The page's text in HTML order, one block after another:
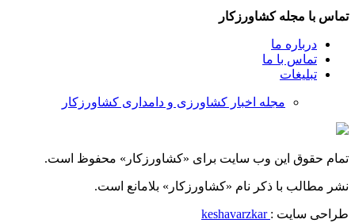
تماس با مجله کشاورزکار
درباره ما
تماس با ما
تبلیغات
مجله اخبار کشاورزی و دامداری کشاورزکار
تمام حقوق این وب سایت برای «کشاورزکار» محفوظ است.
نشر مطالب با ذکر نام «کشاورزکار» بلامانع است.
طراحی سایت : keshavarzkar